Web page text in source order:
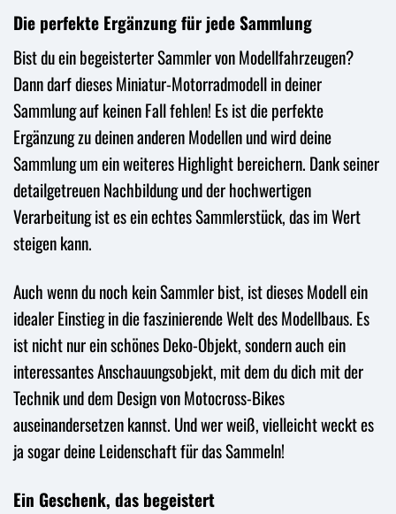
Die perfekte Ergänzung für jede Sammlung
Bist du ein begeisterter Sammler von Modellfahrzeugen?
Dann darf dieses Miniatur-Motorradmodell in deiner
Sammlung auf keinen Fall fehlen! Es ist die perfekte
Ergänzung zu deinen anderen Modellen und wird deine
Sammlung um ein weiteres Highlight bereichern. Dank seiner
detailgetreuen Nachbildung und der hochwertigen
Verarbeitung ist es ein echtes Sammlerstück, das im Wert
steigen kann.
Auch wenn du noch kein Sammler bist, ist dieses Modell ein
idealer Einstieg in die faszinierende Welt des Modellbaus. Es
ist nicht nur ein schönes Deko-Objekt, sondern auch ein
interessantes Anschauungsobjekt, mit dem du dich mit der
Technik und dem Design von Motocross-Bikes
auseinandersetzen kannst. Und wer weiß, vielleicht weckt es
ja sogar deine Leidenschaft für das Sammeln!
Ein Geschenk, das begeistert